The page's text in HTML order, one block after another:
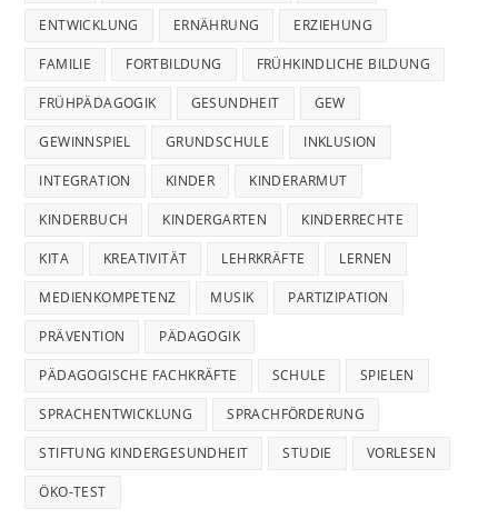
ENTWICKLUNG ERNÄHRUNG ERZIEHUNG
FAMILIE FORTBILDUNG FRÜHKINDLICHE BILDUNG
FRÜHPÄDAGOGIK GESUNDHEIT GEW
GEWINNSPIEL GRUNDSCHULE INKLUSION
INTEGRATION KINDER KINDERARMUT
KINDERBUCH KINDERGARTEN KINDERRECHTE
KITA KREATIVITÄT LEHRKRÄFTE LERNEN
MEDIENKOMPETENZ MUSIK PARTIZIPATION
PRÄVENTION PÄDAGOGIK
PÄDAGOGISCHE FACHKRÄFTE SCHULE SPIELEN
SPRACHENTWICKLUNG SPRACHFÖRDERUNG
STIFTUNG KINDERGESUNDHEIT STUDIE VORLESEN
ÖKO-TEST